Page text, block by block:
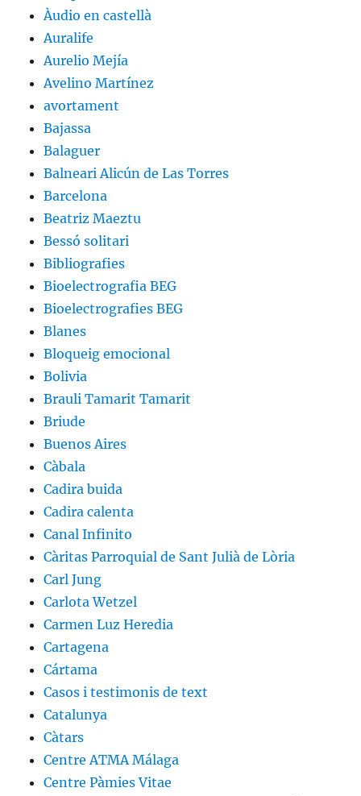
Àudio en castellà
Auralife
Aurelio Mejía
Avelino Martínez
avortament
Bajassa
Balaguer
Balneari Alicún de Las Torres
Barcelona
Beatriz Maeztu
Bessó solitari
Bibliografies
Bioelectrografia BEG
Bioelectrografies BEG
Blanes
Bloqueig emocional
Bolivia
Brauli Tamarit Tamarit
Briude
Buenos Aires
Càbala
Cadira buida
Cadira calenta
Canal Infinito
Càritas Parroquial de Sant Julià de Lòria
Carl Jung
Carlota Wetzel
Carmen Luz Heredia
Cartagena
Cártama
Casos i testimonis de text
Catalunya
Càtars
Centre ATMA Málaga
Centre Pàmies Vitae